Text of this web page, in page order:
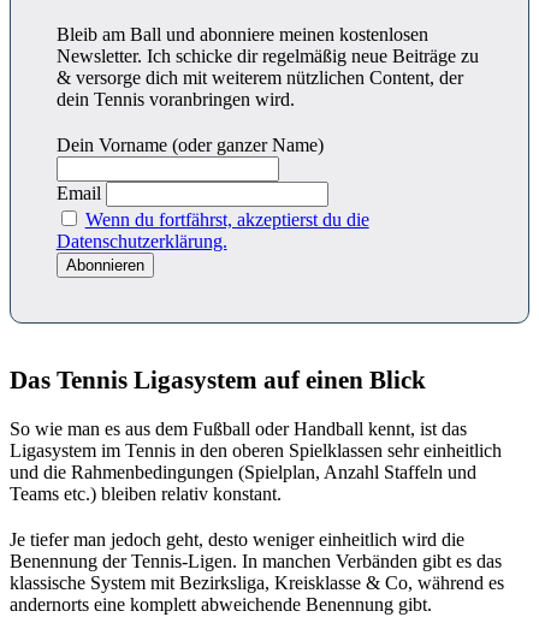
Bleib am Ball und abonniere meinen kostenlosen
Newsletter. Ich schicke dir regelmäßig neue Beiträge zu
& versorge dich mit weiterem nützlichen Content, der
dein Tennis voranbringen wird.
Dein Vorname (oder ganzer Name)
Email
Wenn du fortfährst, akzeptierst du die
Datenschutzerklärung.
Das Tennis Ligasystem auf einen Blick
So wie man es aus dem Fußball oder Handball kennt, ist das
Ligasystem im Tennis in den oberen Spielklassen sehr einheitlich
und die Rahmenbedingungen (Spielplan, Anzahl Staffeln und
Teams etc.) bleiben relativ konstant.
Je tiefer man jedoch geht, desto weniger einheitlich wird die
Benennung der Tennis-Ligen. In manchen Verbänden gibt es das
klassische System mit Bezirksliga, Kreisklasse & Co, während es
andernorts eine komplett abweichende Benennung gibt.